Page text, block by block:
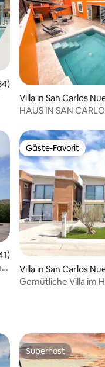
Bewertung: 4,92
Villa in San Carlos
mas
HAUS IN SAN
Bewertung: 4,68
Gäste-Favorit
Gäste-Favorit
Villa in San Carlos
ymas
Gemütliche Villa im
Superhost
Superhost